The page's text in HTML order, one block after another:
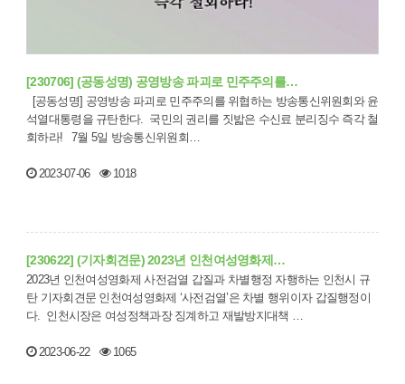
[230706] (공동성명) 공영방송 파괴로 민주주의를…
석열대통령을 규탄한다. 국민의 권리를 짓밟은 수신료 분리징수 즉각 철
회하라! 7월 5일 방송통신위원회…
2023-07-06 1018
[230622] (기자회견문) 2023년 인천여성영화제…
2023년 인천여성영화제 사전검열 갑질과 차별행정 자행하는 인천시 규
탄 기자회견문 인천여성영화제 ‘사전검열’은 차별 행위이자 갑질행정이
다. 인천시장은 여성정책과장 징계하고 재발방지대책 …
2023-06-22 1065